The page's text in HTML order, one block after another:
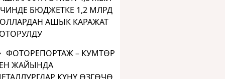
БЮДЖЕТКЕ 1,2 МЛРД
АШЫК КАРАЖАТ
ФОТОРЕПОРТАЖ – КУМТӨР
ЖАЙЫНДА
КҮНҮ ӨЗГӨЧӨ